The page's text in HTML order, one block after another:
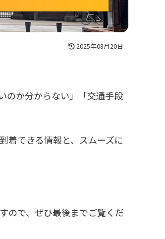
2025年08月20日
のか分からない」「交通手段
着できる情報と、スムーズに
ので、ぜひ最後までご覧くだ